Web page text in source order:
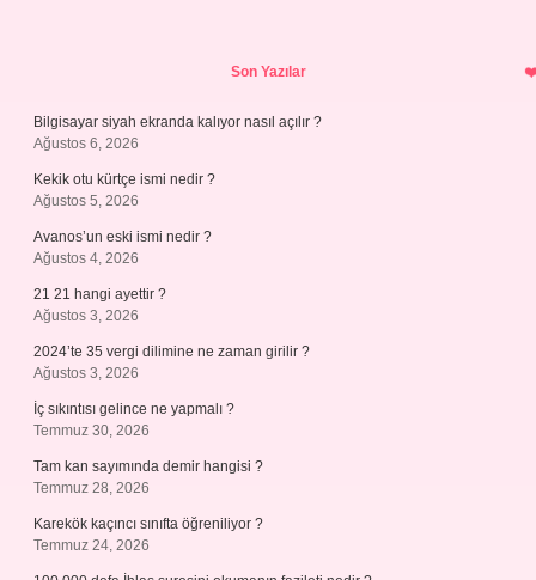
Son Yazılar
Bilgisayar siyah ekranda kalıyor nasıl açılır ?
Ağustos 6, 2026
Kekik otu kürtçe ismi nedir ?
Ağustos 5, 2026
Avanos’un eski ismi nedir ?
Ağustos 4, 2026
21 21 hangi ayettir ?
Ağustos 3, 2026
2024’te 35 vergi dilimine ne zaman girilir ?
Ağustos 3, 2026
İç sıkıntısı gelince ne yapmalı ?
Temmuz 30, 2026
Tam kan sayımında demir hangisi ?
Temmuz 28, 2026
Karekök kaçıncı sınıfta öğreniliyor ?
Temmuz 24, 2026